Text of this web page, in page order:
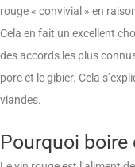
rouge « convivial » en
Cela en fait un excellent
des accords les plus
porc et le gibier. Cela
viandes.
Pourquoi boire